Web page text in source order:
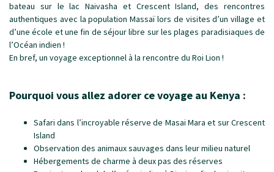
bateau sur le lac Naivasha et Crescent Island, des rencontres
authentiques avec la population Massaï lors de visites d’un village et
d’une école et une fin de séjour libre sur les plages paradisiaques de
l’Océan indien !
En bref, un voyage exceptionnel à la rencontre du Roi Lion !
Pourquoi vous allez adorer ce voyage au Kenya :
Safari dans l’incroyable réserve de Masai Mara et sur Crescent
Island
Observation des animaux sauvages dans leur milieu naturel
Hébergements de charme à deux pas des réserves